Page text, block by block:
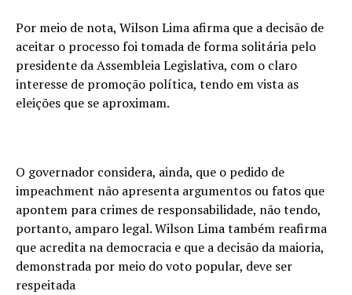
Por meio de nota, Wilson Lima afirma que a decisão de
aceitar o processo foi tomada de forma solitária pelo
presidente da Assembleia Legislativa, com o claro
interesse de promoção política, tendo em vista as
eleições que se aproximam.
O governador considera, ainda, que o pedido de
impeachment não apresenta argumentos ou fatos que
apontem para crimes de responsabilidade, não tendo,
portanto, amparo legal. Wilson Lima também reafirma
que acredita na democracia e que a decisão da maioria,
demonstrada por meio do voto popular, deve ser
respeitada